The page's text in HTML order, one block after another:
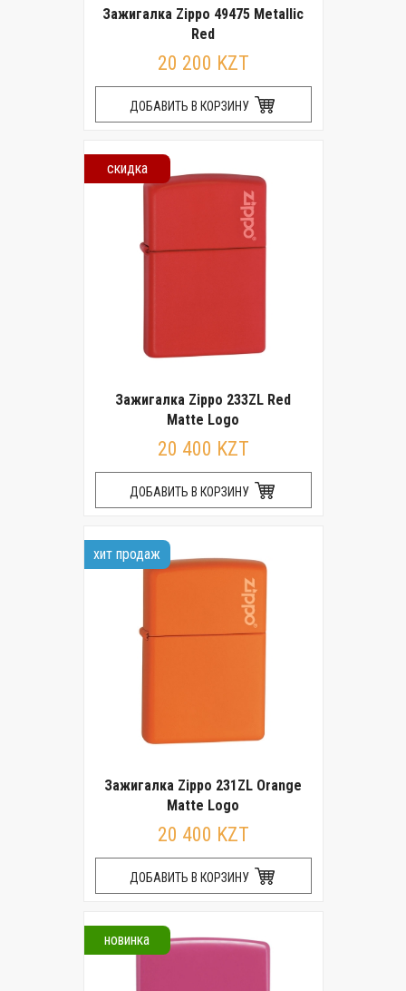
Зажигалка Zippo 49475 Metallic
Red
20 200 KZT
ДОБАВИТЬ В КОРЗИНУ
скидка
Зажигалка Zippo 233ZL Red
Matte Logo
20 400 KZT
ДОБАВИТЬ В КОРЗИНУ
хит продаж
Зажигалка Zippo 231ZL Orange
Matte Logo
20 400 KZT
ДОБАВИТЬ В КОРЗИНУ
новинка